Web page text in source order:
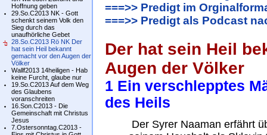
Hoffnung geben
29.So.C2013 NK - Gott
schenkt seinem Volk den
Sieg durch das
unaufhörliche Gebet
28.So.C2013 Rö NK Der
hat sein Heil bekannt
gemacht vor den Augen der
Völker
Wallf2013 14heiligen - Hab
keine Furcht, glaube nur
19.So.C2013 Auf dem Weg
des Glaubens
voranschreiten
16.Son.C2013 - Die
Gemeinschaft mit Christus
Jesus
7.Ostersonntag.C2013 -
===>> Predigt im
===>> Predigt als Podcast
Der hat sein Heil
Augen der Völker
1 Ein verschlepptes
des Heils
Der Syrer Naaman erfährt